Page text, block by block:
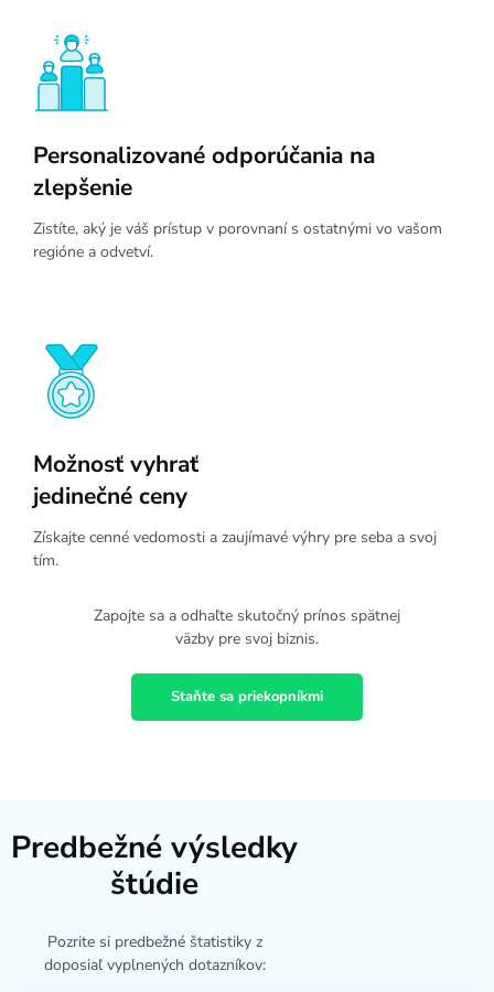
Personalizované odporúčania na
zlepšenie
Zistíte, aký je váš prístup v porovnaní s ostatnými vo vašom
regióne a odvetví.
Možnosť vyhrať
jedinečné ceny
Získajte cenné vedomosti a zaujímavé výhry pre seba a svoj
tím.
Zapojte sa a odhaľte skutočný prínos spätnej
väzby pre svoj biznis.
Staňte sa priekopníkmi
Predbežné výsledky
štúdie
Pozrite si predbežné štatistiky z
doposiaľ vyplnených dotazníkov: